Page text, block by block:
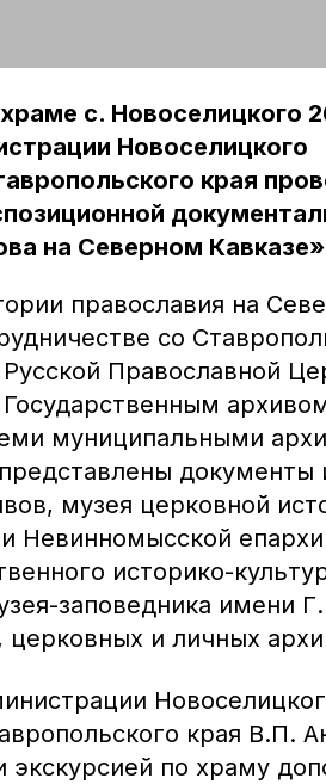
с. Новоселицкого
Новоселицкого
края
на Северном
православия на
со
Православной
муниципальными
документы
музея церковной
Невинномысской
историко-
заповедника имени
и личных
края В.П.
по храму